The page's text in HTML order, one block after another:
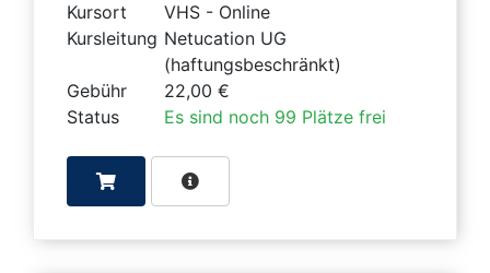
Kursort
VHS - Online
Kursleitung Netucation UG
(haftungsbeschränkt)
Gebühr
22,00 €
Status
Es sind noch 99 Plätze frei